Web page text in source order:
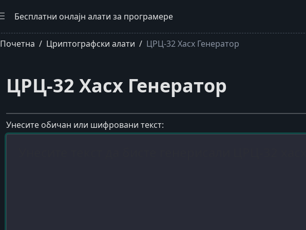
Бесплатни онлајн алати за програмере
Почетна Цриптографски алати ЦРЦ-32 Хасх Генератор
ЦРЦ-32 Хасх Генератор
Унесите обичан или шифровани текст: